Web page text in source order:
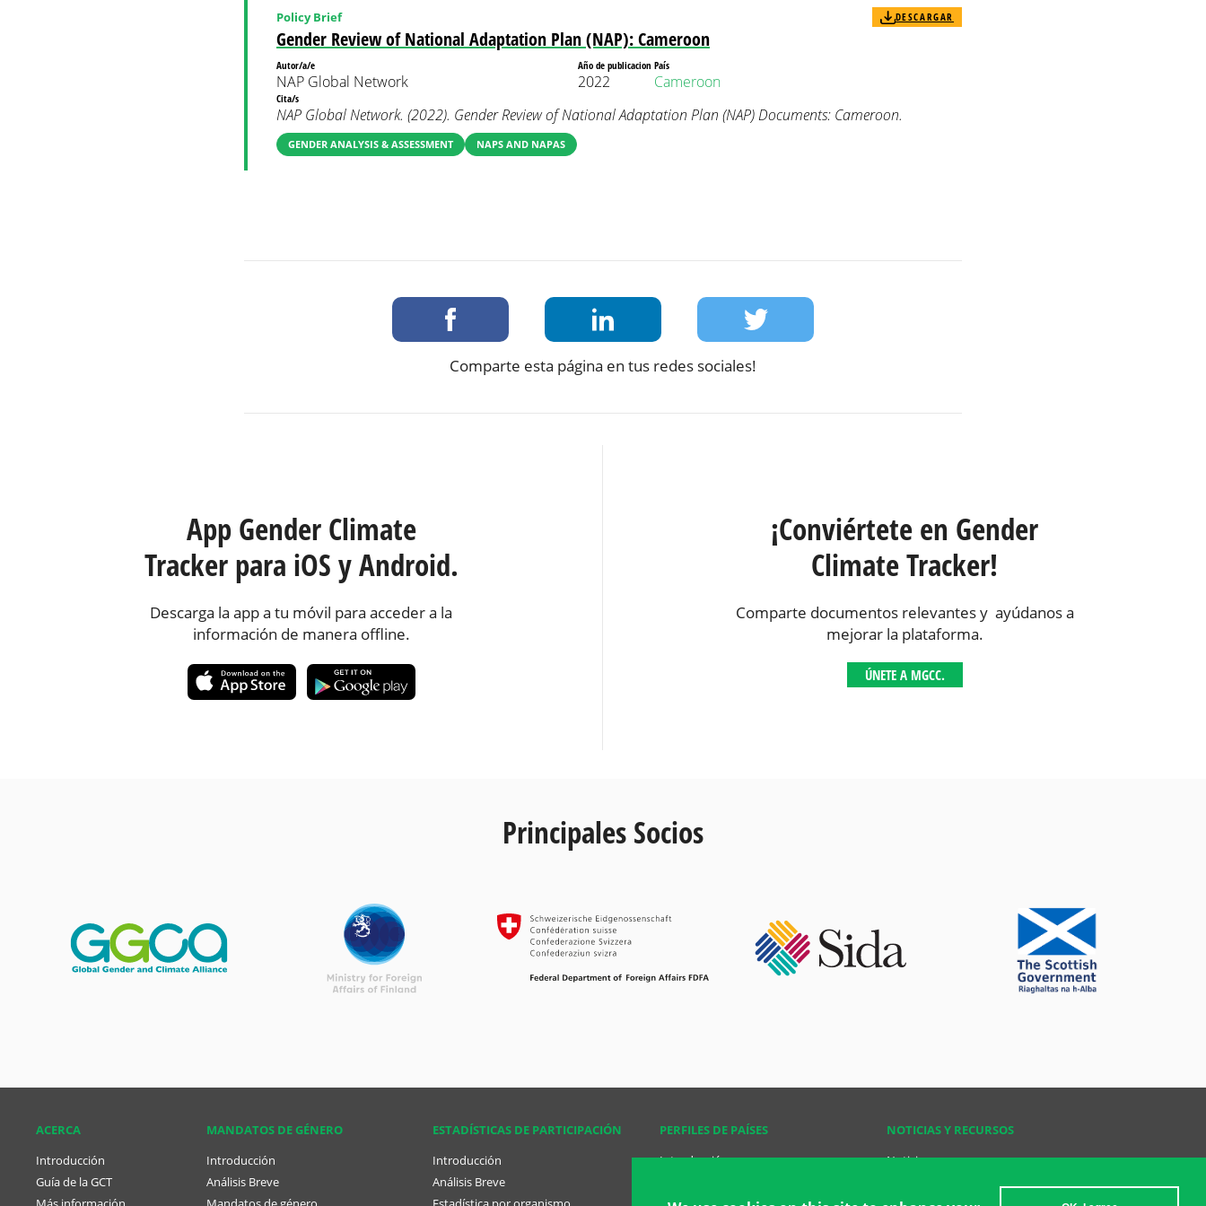
Gender Review of National Adaptation Plan (NAP): Cameroon
Policy Brief DESCARGAR
Autor/a/e
NAP Global Network
Año de publicacion
2022
País
Cameroon
Cita/s
NAP Global Network. (2022). Gender Review of National Adaptation Plan (NAP) Documents: Cameroon.
GENDER ANALYSIS & ASSESSMENT NAPS AND NAPAS
Comparte esta página en tus redes sociales!
App Gender Climate
Tracker para iOS y Android.
Descarga la app a tu móvil para acceder a la
información de manera offline.
¡Conviértete en Gender
Climate Tracker!
Comparte documentos relevantes y ayúdanos a
mejorar la plataforma.
ÚNETE A MGCC.
Principales Socios
ACERCA
Introducción
Guía de la GCT
NOTICIAS Y RECURSOS
Noticias
MANDATOS DE GÉNERO
Introducción
Análisis Breve
ESTADÍSTICAS DE PARTICIPACIÓN
Introducción
Análisis Breve
PERFILES DE PAÍSES
Introducción